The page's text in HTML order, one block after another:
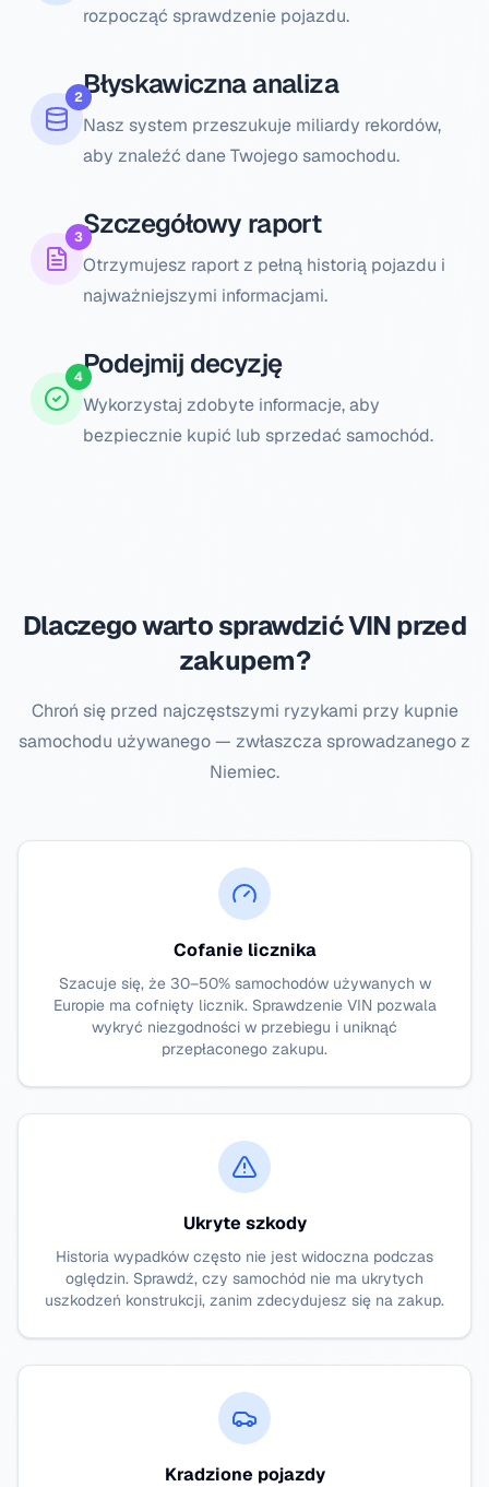
rozpocząć sprawdzenie pojazdu.
2Błyskawiczna analiza
Nasz system przeszukuje miliardy rekordów,
aby znaleźć dane Twojego samochodu.
3Szczegółowy raport
Otrzymujesz raport z pełną historią pojazdu i
najważniejszymi informacjami.
4Podejmij decyzję
Wykorzystaj zdobyte informacje, aby
bezpiecznie kupić lub sprzedać samochód.
Dlaczego warto sprawdzić VIN przed
zakupem?
Chroń się przed najczęstszymi ryzykami przy kupnie
samochodu używanego — zwłaszcza sprowadzanego z
Niemiec.
Cofanie licznika
Szacuje się, że 30–50% samochodów używanych w
Europie ma cofnięty licznik. Sprawdzenie VIN pozwala
wykryć niezgodności w przebiegu i uniknąć
przepłaconego zakupu.
Ukryte szkody
Historia wypadków często nie jest widoczna podczas
oględzin. Sprawdź, czy samochód nie ma ukrytych
uszkodzeń konstrukcji, zanim zdecydujesz się na zakup.
Kradzione pojazdy